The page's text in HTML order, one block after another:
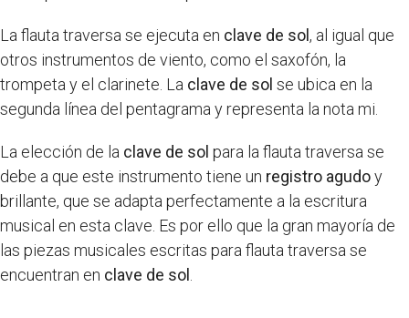
La flauta traversa se ejecuta en clave de sol, al igual que
otros instrumentos de viento, como el saxofón, la
trompeta y el clarinete. La clave de sol se ubica en la
segunda línea del pentagrama y representa la nota mi.
La elección de la clave de sol para la flauta traversa se
debe a que este instrumento tiene un registro agudoy
brillante, que se adapta perfectamente a la escritura
musical en esta clave. Es por ello que la gran mayoría de
las piezas musicales escritas para flauta traversa se
encuentran en clave de sol